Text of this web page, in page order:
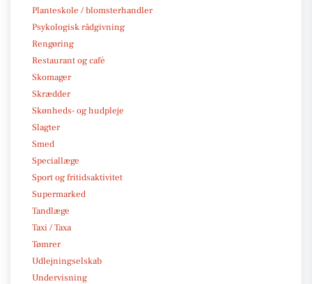
Planteskole / blomsterhandler
Psykologisk rådgivning
Rengøring
Restaurant og café
Skomager
Skrædder
Skønheds- og hudpleje
Slagter
Smed
Speciallæge
Sport og fritidsaktivitet
Supermarked
Tandlæge
Taxi / Taxa
Tømrer
Udlejningselskab
Undervisning